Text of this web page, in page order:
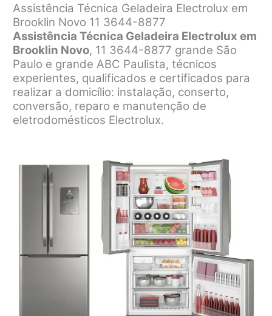
Assistência Técnica Geladeira Electrolux em
Brooklin Novo 11 3644-8877
Assistência Técnica Geladeira Electrolux em
Brooklin Novo, 11 3644-8877 grande São
Paulo e grande ABC Paulista, técnicos
experientes, qualificados e certificados para
realizar a domicílio: instalação, conserto,
conversão, reparo e manutenção de
eletrodomésticos Electrolux.